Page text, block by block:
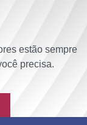
estão sempre
precisa.